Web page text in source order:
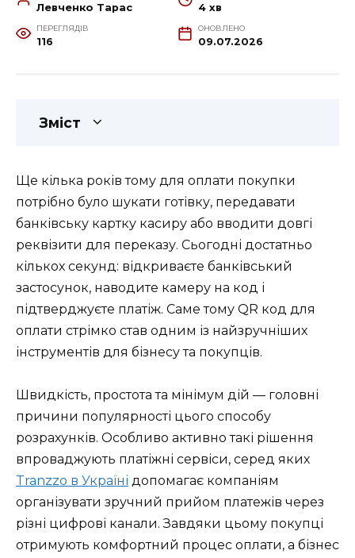
Левченко Тарас 4 хв
ПЕРЕГЛЯДІВ
116
ОНОВЛЕНО
09.07.2026
Зміст
Ще кілька років тому для оплати покупки
потрібно було шукати готівку, передавати
банківську картку касиру або вводити довгі
реквізити для переказу. Сьогодні достатньо
кількох секунд: відкриваєте банківський
застосунок, наводите камеру на код і
підтверджуєте платіж. Саме тому QR код для
оплати стрімко став одним із найзручніших
інструментів для бізнесу та покупців.
Швидкість, простота та мінімум дій — головні
причини популярності цього способу
розрахунків. Особливо активно такі рішення
впроваджують платіжні сервіси, серед яких
Tranzzo в Україні допомагає компаніям
організувати зручний прийом платежів через
різні цифрові канали. Завдяки цьому покупці
отримують комфортний процес оплати, а бізнес